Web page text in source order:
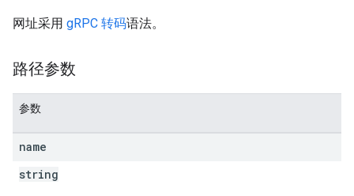
网址采用 gRPC 转码语法。
路径参数
参数
name
string